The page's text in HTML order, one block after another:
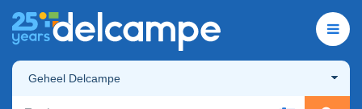
Geheel Delcampe